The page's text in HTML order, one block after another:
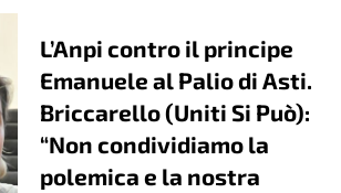
L’Anpi contro il principe
Emanuele al Palio di Asti.
Briccarello (Uniti Si Può):
“Non condividiamo la
polemica e la nostra